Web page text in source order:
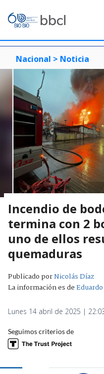
Nacional > Noticia
Incendio de
termina con 2
uno de ellos
quemaduras
Publicado porNicolás Díaz
La información es de
Lunes 14 abril de 2025 |
Seguimos criterios de